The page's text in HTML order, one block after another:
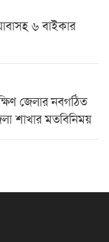
৬ বাইকার
জেলার নবগঠিত
শাখার মতবিনিময়